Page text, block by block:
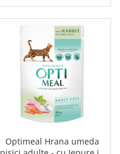
Optimeal Hrana umeda